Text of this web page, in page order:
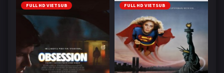
FULL HD VIETSUB FULL HD VIETSUB